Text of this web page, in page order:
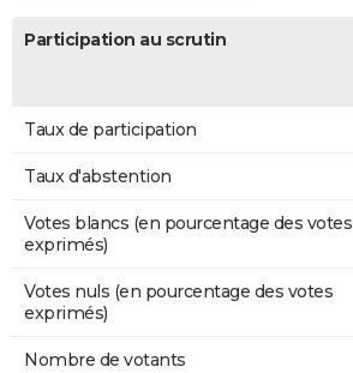
Participation au scrutin
Taux de participation
Taux d'abstention
Votes blancs (en pourcentage des votes
exprimés)
Votes nuls (en pourcentage des votes
exprimés)
Nombre de votants